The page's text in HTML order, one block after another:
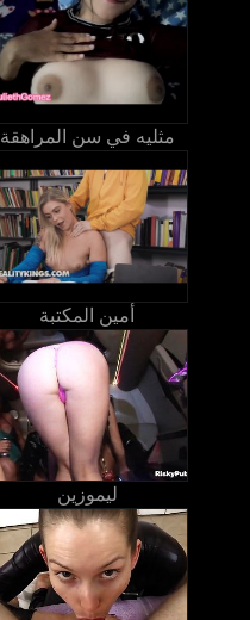
مثليه في سن المراهقة
أمين المكتبة
ليموزين